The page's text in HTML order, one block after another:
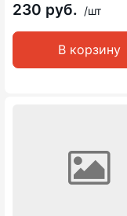
230 руб. /шт
В корзину